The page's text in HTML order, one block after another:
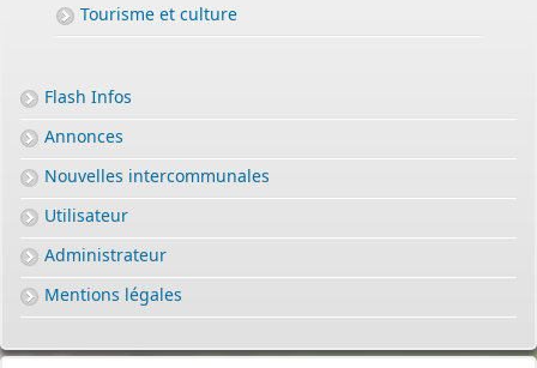
Tourisme et culture
Flash Infos
Annonces
Nouvelles intercommunales
Utilisateur
Administrateur
Mentions légales